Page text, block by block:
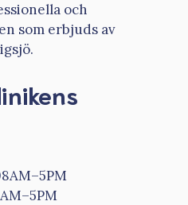
och
som erbjuds av